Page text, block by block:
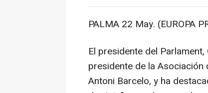
PALMA 22 May. (EUROPA
El presidente del
presidente de la Asociación
Antoni Barcelo, y ha